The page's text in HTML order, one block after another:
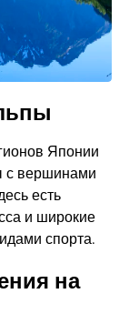
Японии
с вершинами
есть
и широкие
спорта.
на